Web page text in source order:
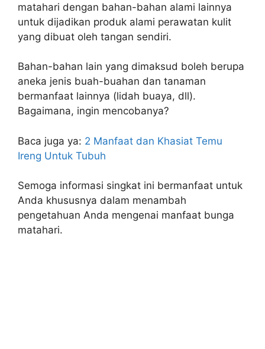
matahari dengan bahan-bahan alami lainnya
untuk dijadikan produk alami perawatan kulit
yang dibuat oleh tangan sendiri.
Bahan-bahan lain yang dimaksud boleh berupa
aneka jenis buah-buahan dan tanaman
bermanfaat lainnya (lidah buaya, dll).
Bagaimana, ingin mencobanya?
Baca juga ya: 2 Manfaat dan Khasiat Temu
Ireng Untuk Tubuh
Semoga informasi singkat ini bermanfaat untuk
Anda khususnya dalam menambah
pengetahuan Anda mengenai manfaat bunga
matahari.